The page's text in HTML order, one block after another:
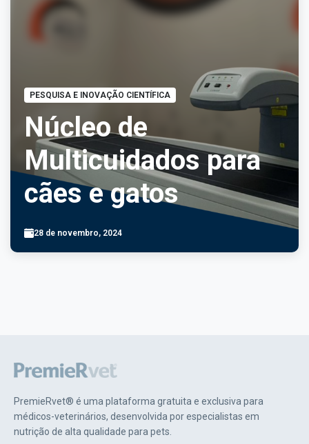
PESQUISA E INOVAÇÃO CIENTÍFICA
Núcleo de
Multicuidados para
cães e gatos
28 de novembro, 2024
PremieRvet® é uma plataforma gratuita e exclusiva para
médicos-veterinários, desenvolvida por especialistas em
nutrição de alta qualidade para pets.